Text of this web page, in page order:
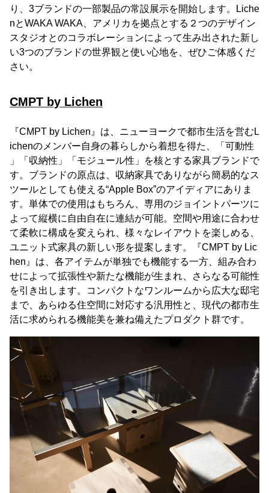
り、3ブランドの一部製品の常設展示を開始します。Liche
nとWAKA WAKA、アメリカを拠点とする２つのデザイン
スタジオとのコラボレーションによって生み出された新し
い3つのブランドの世界観と使い心地を、ぜひご体感くだ
さい。
CMPT by Lichen
『CMPT by Lichen』は、ニューヨークで都市生活を営むL
ichenのメンバー自身の暮らしから着想を得た、「可動性
」「収納性」「モジュール性」を核とする家具ブランドで
す。ブランドの原点は、収納家具でありながら簡易的なス
ツールとしても使える“Apple Box”のアイディアにありま
す。単体での使用はもちろん、専用のジョイントパーツに
よって縦横に自由自在に連結が可能。空間や用途に合わせ
て柔軟に構成を変えられ、様々なレイアウトを楽しめる、
ユニット式家具の新しい形を提案します。『CMPT by Lic
hen』は、各アイテムが単独でも機能する一方、組み合わ
せによって拡張性や新たな機能が生まれ、さらなる可能性
を引き出します。コンパクトなワンルームから広大な邸宅
まで、あらゆる住空間に対応する汎用性と、現代の都市生
活に求められる機能美を兼ね備えたプロダクト群です。